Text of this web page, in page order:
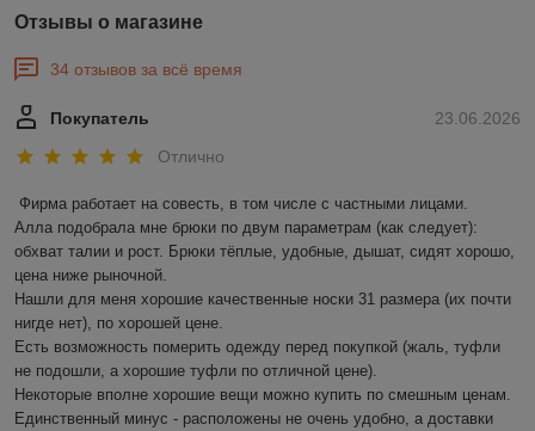
Отзывы о магазине
34 отзывов за всё время
23.06.2026
Покупатель
Отлично
Фирма работает на совесть, в том числе с частными лицами.
Алла подобрала мне брюки по двум параметрам (как следует):
обхват талии и рост. Брюки тёплые, удобные, дышат, сидят хорошо,
цена ниже рыночной.
Нашли для меня хорошие качественные носки 31 размера (их почти
нигде нет), по хорошей цене.
Есть возможность померить одежду перед покупкой (жаль, туфли
не подошли, а хорошие туфли по отличной цене).
Некоторые вполне хорошие вещи можно купить по смешным ценам.
Единственный минус - расположены не очень удобно, а доставки